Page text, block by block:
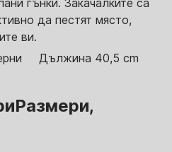
гънки. Закачалките са
да пестят място,
ви.
Дължина 40,5 cm
Размери,